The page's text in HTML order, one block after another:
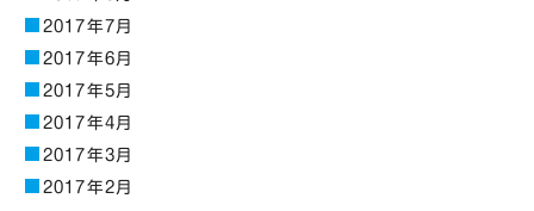
2017年7月
2017年6月
2017年5月
2017年4月
2017年3月
2017年2月